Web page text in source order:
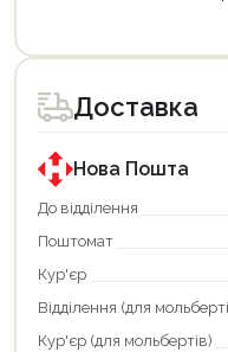
товар
для
покупки
державною
програмою
єКнига.
Використовуйте
карту
щоб
зекономити
та
отримати
товар
для
покупки
державною
програмою
«Національний
кешбек».
покупку
«Національний
кешбек»
та
отримуйте
Доставка
Нова Пошта
До відділення
Поштомат
Кур'єр
Відділення (для
Кур'єр (для мольбертів)